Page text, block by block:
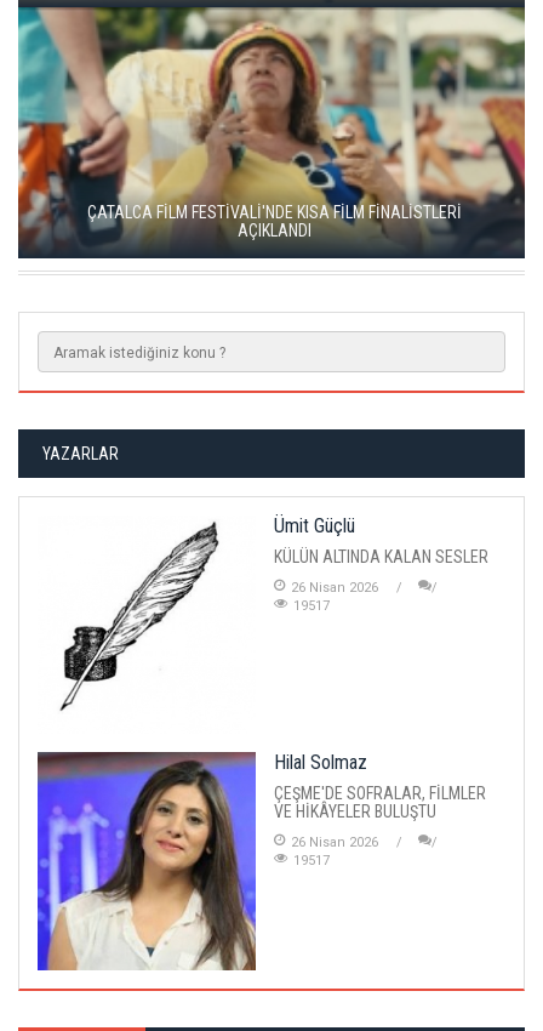
YEŞİM USTAOĞLU'NUN "ARTAKALAN"I SAN SEBASTIÁN'DA
DÜNYA PRÖMİYERİNİ YAPACAK
YAZARLAR
Ümit Güçlü
KÜLÜN ALTINDA KALAN SESLER
26 Nisan 2026
19517
Hilal Solmaz
ÇEŞME'DE SOFRALAR, FİLMLER
VE HİKÂYELER BULUŞTU
26 Nisan 2026
19517